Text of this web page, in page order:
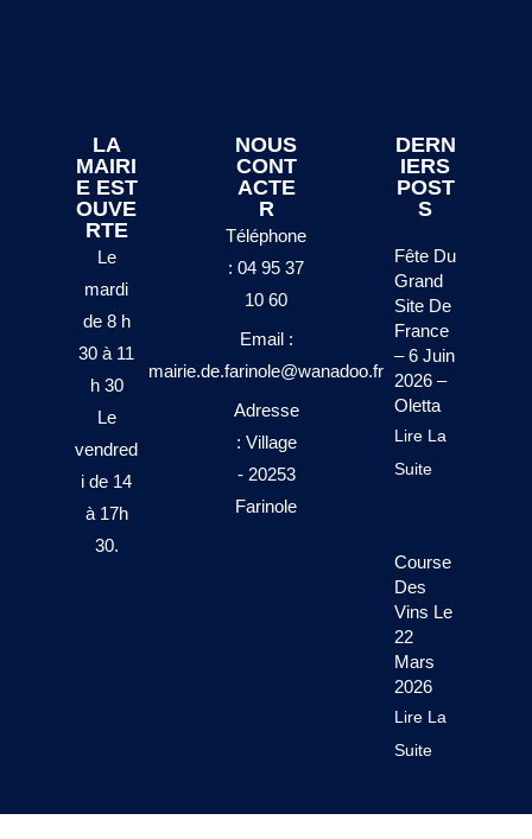
LA
MAIRI
E EST
OUVE
RTE
Le
mardi
de 8 h
30 à 11
h 30
Le
vendred
i de 14
à 17h
30.
NOUS
CONT
ACTE
R
Téléphone
: 04 95 37
10 60
Email :
mairie.de.farinole@wanadoo.fr
Adresse
: Village
- 20253
Farinole
DERN
IERS
POST
S
Fête Du
Grand
Site De
France
– 6 Juin
2026 –
Oletta
Lire La
Suite
Course
Des
Vins Le
22
Mars
2026
Lire La
Suite